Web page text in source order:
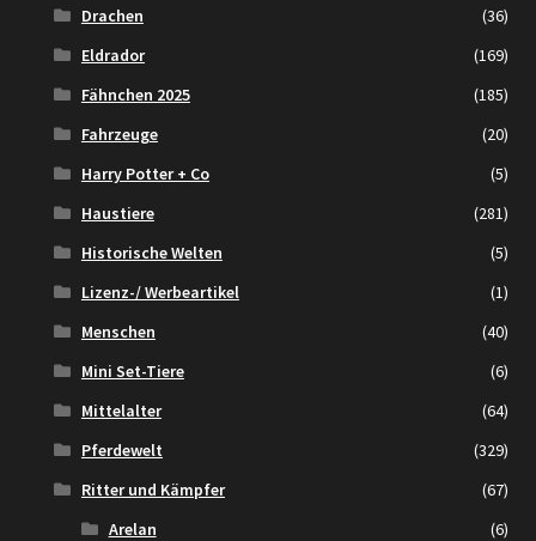
Drachen
(36)
Eldrador
(169)
Fähnchen 2025
(185)
Fahrzeuge
(20)
Harry Potter + Co
(5)
Haustiere
(281)
Historische Welten
(5)
Lizenz-/ Werbeartikel
(1)
Menschen
(40)
Mini Set-Tiere
(6)
Mittelalter
(64)
Pferdewelt
(329)
Ritter und Kämpfer
(67)
Arelan
(6)